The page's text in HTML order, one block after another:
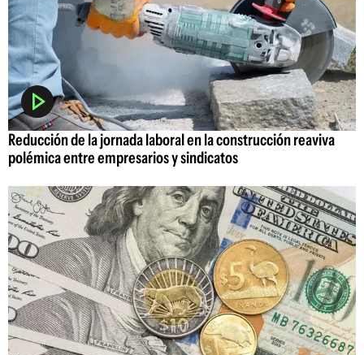
Reducción de la jornada laboral en la construcción reaviva
polémica entre empresarios y sindicatos